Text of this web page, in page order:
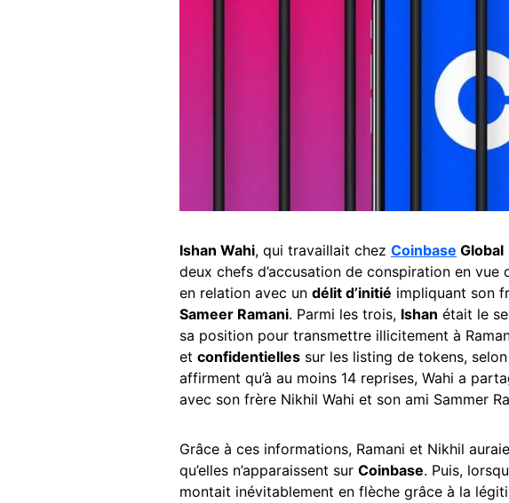
Ishan Wahi, qui travaillait chez Coinbase Global
deux chefs d’accusation de conspiration en
en relation avec un délit d’initié impliquant son
Sameer Ramani. Parmi les trois, Ishan était le
sa position pour transmettre illicitement à
et confidentielles sur les listing de tokens,
affirment qu’à au moins 14 reprises, Wahi a
avec son frère Nikhil Wahi et son ami Sammer
Grâce à ces informations, Ramani et Nikhil
qu’elles n’apparaissent sur Coinbase. Puis,
montait inévitablement en flèche grâce à la